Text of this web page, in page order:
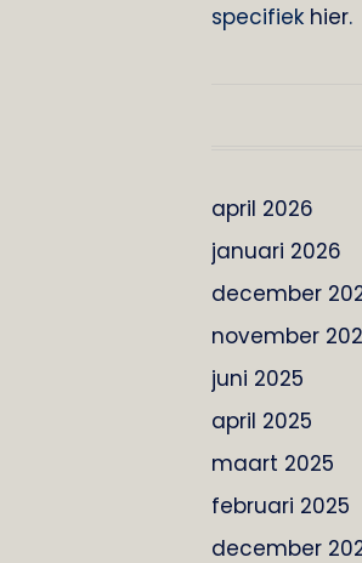
specifiek hier.
april 2026
januari 2026
december
november
juni 2025
april 2025
maart 2025
februari 2025
december